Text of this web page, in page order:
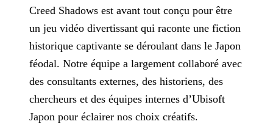
Creed Shadows est avant tout conçu pour être
un jeu vidéo divertissant qui raconte une fiction
historique captivante se déroulant dans le Japon
féodal. Notre équipe a largement collaboré avec
des consultants externes, des historiens, des
chercheurs et des équipes internes d’Ubisoft
Japon pour éclairer nos choix créatifs.